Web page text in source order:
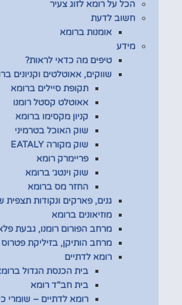
הכל על רומא לזוג צעיר
חשוב לדעת
אומנות ברומא
מידע
טיפים מה כדאי לראות?
שווקים, אאוטלטים וקניונים
תקופת סיילים ברומא
אאוטלט קסטל רומנו
קניון מקסימו ברומא
שוק האוכל בטרמיני
שוק מקורה EATALY
פריימרק רומא
שוק וינטג׳ ברומא
החזר מס ברומא
גנים, פארקים ונקודות
מוזיאונים ברומא
מרחב הפורום רומנו, גבעת
מרחב הותיקן, בזיליקת
רומא לדתיים
בית הכנסת הגדול
בית חב"ד רומא
רומא לדתיים – שומרי